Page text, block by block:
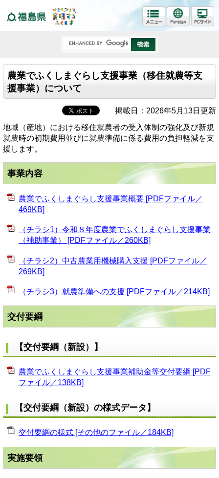
農業でふくしまぐらし支援事業（移住就農等支
援事業）について
掲載日：2026年5月13日更新
地域（産地）における移住就農者の受入体制の強化及び新規
就農時の初期費用並びに就農準備に係る費用の負担軽減を支
援します。
事業内容
農業でふくしまぐらし支援事業概要 [PDFファイル／
469KB]
（チラシ1）令和８年度農業でふくしまぐらし支援事業
（補助事業） [PDFファイル／260KB]
（チラシ2）中古農業用機械購入支援 [PDFファイル／
269KB]
（チラシ3）就農準備への支援 [PDFファイル／214KB]
交付要綱
【交付要綱（新設）】
農業でふくしまぐらし支援事業補助金等交付要綱 [PDF
ファイル／138KB]
【交付要綱（新設）の様式データ】
交付要綱の様式 [その他のファイル／184KB]
実施要領